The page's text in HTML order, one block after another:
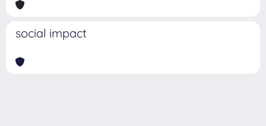
social impact